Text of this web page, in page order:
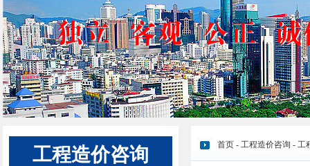
首页 - 工程造价咨询 - 工
工程造价咨询